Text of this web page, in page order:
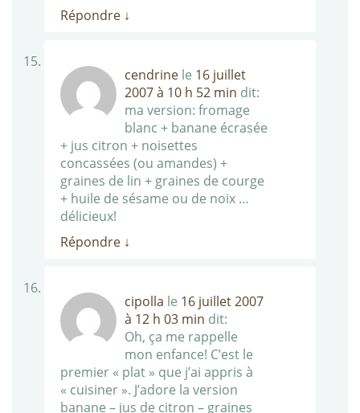
Répondre ↓
cendrine le 16 juillet
2007 à 10 h 52 min dit:
ma version: fromage
blanc + banane écrasée
+ jus citron + noisettes
concassées (ou amandes) +
graines de lin + graines de courge
+ huile de sésame ou de noix …
délicieux!
Répondre ↓
cipolla le 16 juillet 2007
à 12 h 03 min dit:
Oh, ça me rappelle
mon enfance! C’est le
premier « plat » que j’ai appris à
« cuisiner ». J’adore la version
banane – jus de citron – graines